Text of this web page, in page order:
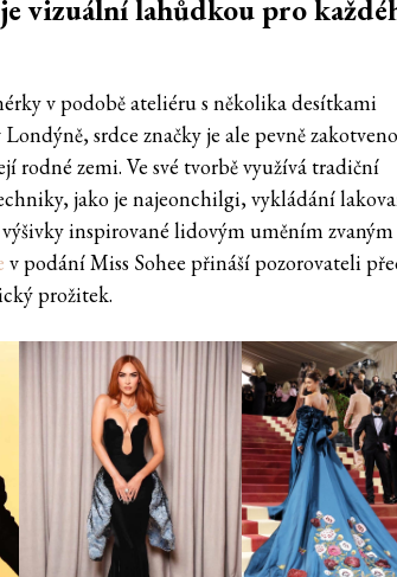
je vizuální lahůdkou pro
v podobě ateliéru s několika desítkami
srdce značky je ale pevně
rodné zemi. Ve své tvorbě využívá tradiční
jako je najeonchilgi, vykládání
inspirované lidovým uměním zvaným
v podání Miss Sohee přináší pozorovateli
prožitek.